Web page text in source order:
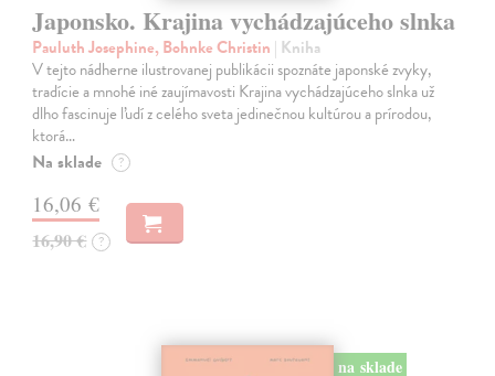
Japonsko. Krajina vychádzajúceho slnka
Pauluth Josephine, Bohnke Christin | Kniha
V tejto nádherne ilustrovanej publikácii spoznáte japonské zvyky,
tradície a mnohé iné zaujímavosti Krajina vychádzajúceho slnka už
dlho fascinuje ľudí z celého sveta jedinečnou kultúrou a prírodou,
ktorá…
Na sklade ?
16,06 €
16,90 € ?
na sklade